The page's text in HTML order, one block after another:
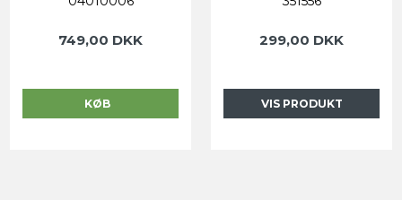
749,00 DKK
KØB
299,00 DKK
VIS PRODUKT